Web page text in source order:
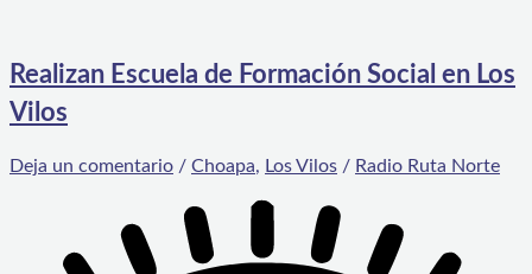
Realizan Escuela de Formación Social en Los
Vilos
Deja un comentario / Choapa, Los Vilos / Radio Ruta Norte